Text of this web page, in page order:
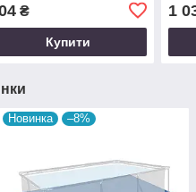
₴
Купити
1
Новинка –8%